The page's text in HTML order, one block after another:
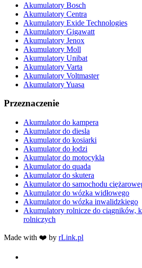
Akumulatory Bosch
Akumulatory Centra
Akumulatory Exide Technologies
Akumulatory Gigawatt
Akumulatory Jenox
Akumulatory Moll
Akumulatory Unibat
Akumulatory Varta
Akumulatory Voltmaster
Akumulatory Yuasa
Przeznaczenie
Akumulator do kampera
Akumulator do diesla
Akumulator do kosiarki
Akumulator do łodzi
Akumulator do motocykla
Akumulator do quada
Akumulator do skutera
Akumulator do samochodu
Akumulator do wózka widłowego
Akumulator do wózka inwalidzkiego
Akumulatory rolnicze do ciągników,
rolniczych
Made with ❤️ by rLink.pl